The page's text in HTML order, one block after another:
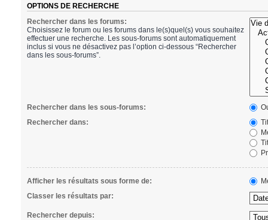
OPTIONS DE RECHERCHE
Rechercher dans les forums:
Choisissez le forum ou les forums dans le(s)quel(s) vous souhaitez
effectuer une recherche. Les sous-forums sont automatiquement
inclus si vous ne désactivez pas l’option ci-dessous “Rechercher
dans les sous-forums”.
Rechercher dans les sous-forums:
Rechercher dans:
Afficher les résultats sous forme de:
Classer les résultats par:
Rechercher depuis: